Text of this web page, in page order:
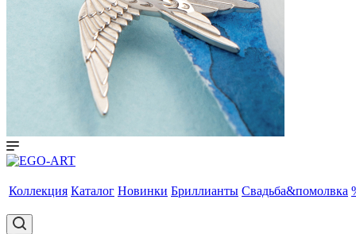
Коллекция Каталог Новинки Бриллианты Свадьба&помолвка